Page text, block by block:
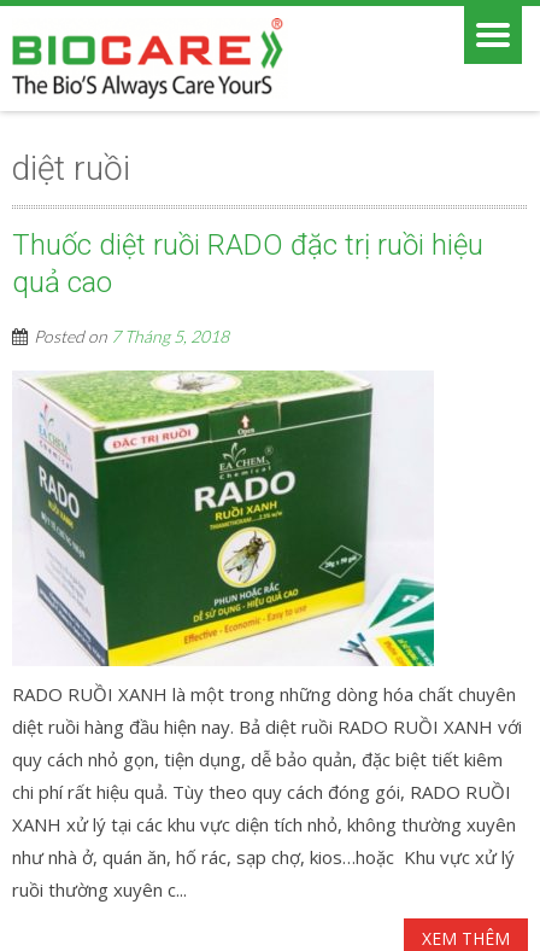
diệt ruồi
Thuốc diệt ruồi RADO đặc trị ruồi hiệu
quả cao
Posted on 7 Tháng 5, 2018
RADO RUỒI XANH là một trong những dòng hóa chất chuyên
diệt ruồi hàng đầu hiện nay. Bả diệt ruồi RADO RUỒI XANH với
quy cách nhỏ gọn, tiện dụng, dễ bảo quản, đặc biệt tiết kiêm
chi phí rất hiệu quả. Tùy theo quy cách đóng gói, RADO RUỒI
XANH xử lý tại các khu vực diện tích nhỏ, không thường xuyên
như nhà ở, quán ăn, hố rác, sạp chợ, kios…hoặc Khu vực xử lý
ruồi thường xuyên c...
XEM THÊM